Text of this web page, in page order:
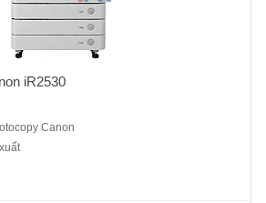
iR2530
Canon
thuật số Ricoh MP C6502 SP máy cũ nhập
laser tiên tiến để tạo ra sản lượng màu
thiết kế để tiết kiệm năng lượng, giấy và chi